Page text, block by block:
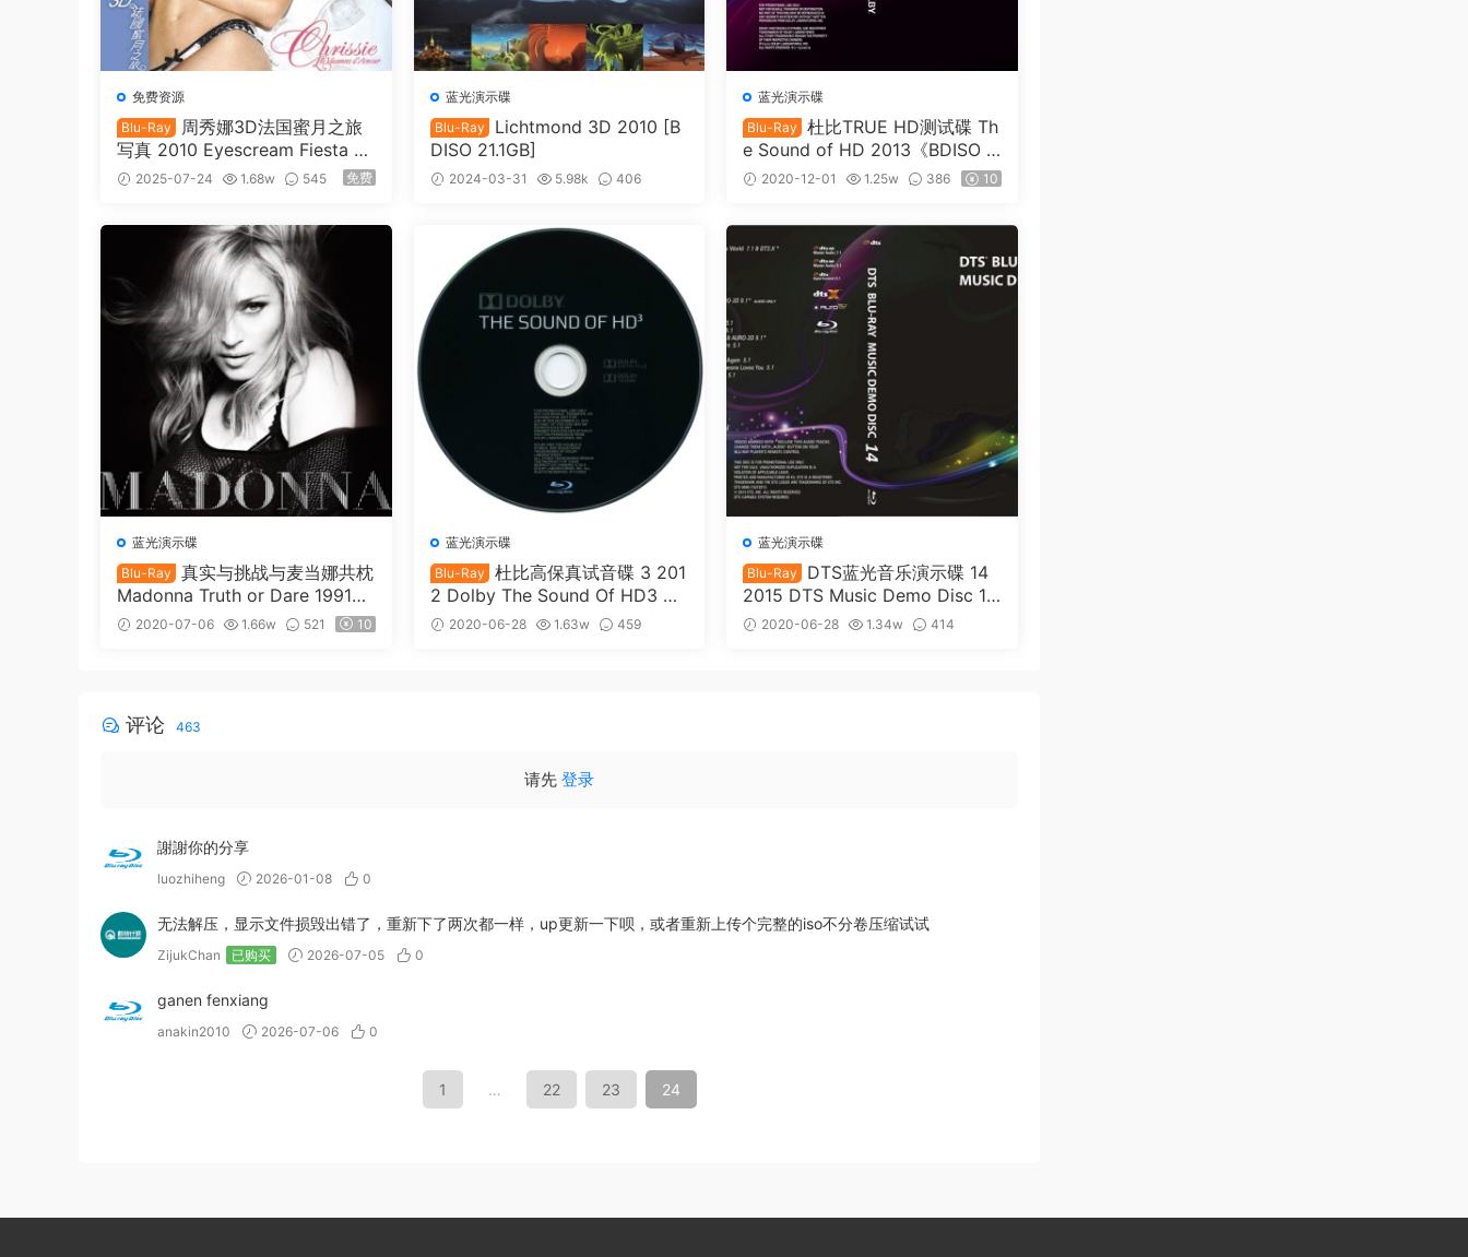
免费资源
Blu-Ray
周秀娜3D法国蜜月之旅
写真 2010 Eyescream Fiesta C
hrissie Chau 2010 [BDISO 22.9
2025-07-24 1.68w 545 免费
蓝光演示碟
Blu-Ray
Lichtmond 3D 2010 [B
DISO 21.1GB]
2024-03-31 5.98k
406
蓝光演示碟
Blu-Ray
杜比TRUE HD测试碟 Th
e Sound of HD 2013《BDISO 2
2.7G》
2020-12-01 1.25w 386 10
蓝光演示碟
Blu-Ray
真实与挑战与麦当娜共枕
Madonna Truth or Dare 1991
《ISO 22.72GB》
2020-07-06 1.66w 521 10
蓝光演示碟
Blu-Ray
杜比高保真试音碟 3 201
2 Dolby The Sound Of HD3 Do
lbyAtmos 7.1《ISO 52.4G》
2020-06-28 1.63w
459
蓝光演示碟
Blu-Ray
DTS蓝光音乐演示碟 14
2015 DTS Music Demo Disc 14
DTS-X DTS-HDMA 7.1《ISO 22.
93G》
2020-06-28 1.34w
414
评论 463
请先 登录
謝謝你的分享
luozhiheng 2026-01-08 0
无法解压，显示文件损毁出错了，重新下了两次都一样，up更新一下呗，或者重新上传个完整的iso不分卷压缩试试
ZijukChan 已购买 2026-07-05 0
ganen fenxiang
anakin2010 2026-07-06 0
1 … 22 23 24